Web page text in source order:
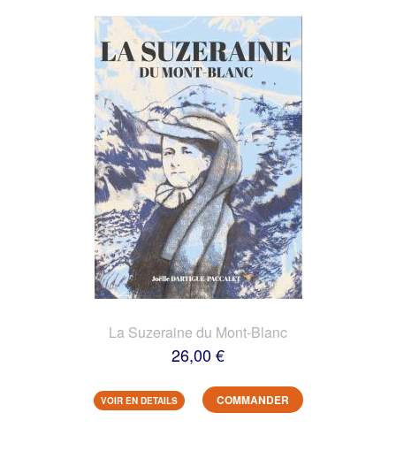
La Suzeraine du Mont-Blanc
26,00 €
VOIR EN DETAILS COMMANDER